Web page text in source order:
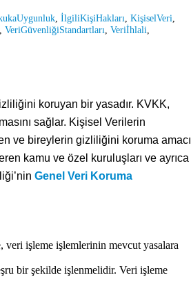
,İlgiliKişiHakları,KişiselVeri,
, VeriGüvenliğiStandartları, Veriİhlali,
koruyan bir yasadır. KVKK,
sağlar. Kişisel Verilerin
ve bireylerin gizliliğini koruma amacı
kamu ve özel kuruluşları ve ayrıca
Genel Veri Koruma
işleme işlemlerinin mevcut yasalara
bir şekilde işlenmelidir. Veri işleme